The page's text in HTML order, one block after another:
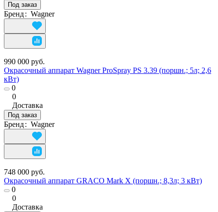
Под заказ
Бренд: Wagner
990 000 руб.
Окрасочный аппарат Wagner ProSpray PS 3.39 (поршн.; 5л; 2,6
кВт)
0
0
Доставка
Под заказ
Бренд: Wagner
748 000 руб.
Окрасочный аппарат GRACO Mark Х (поршн.; 8,3л; 3 кВт)
0
0
Доставка